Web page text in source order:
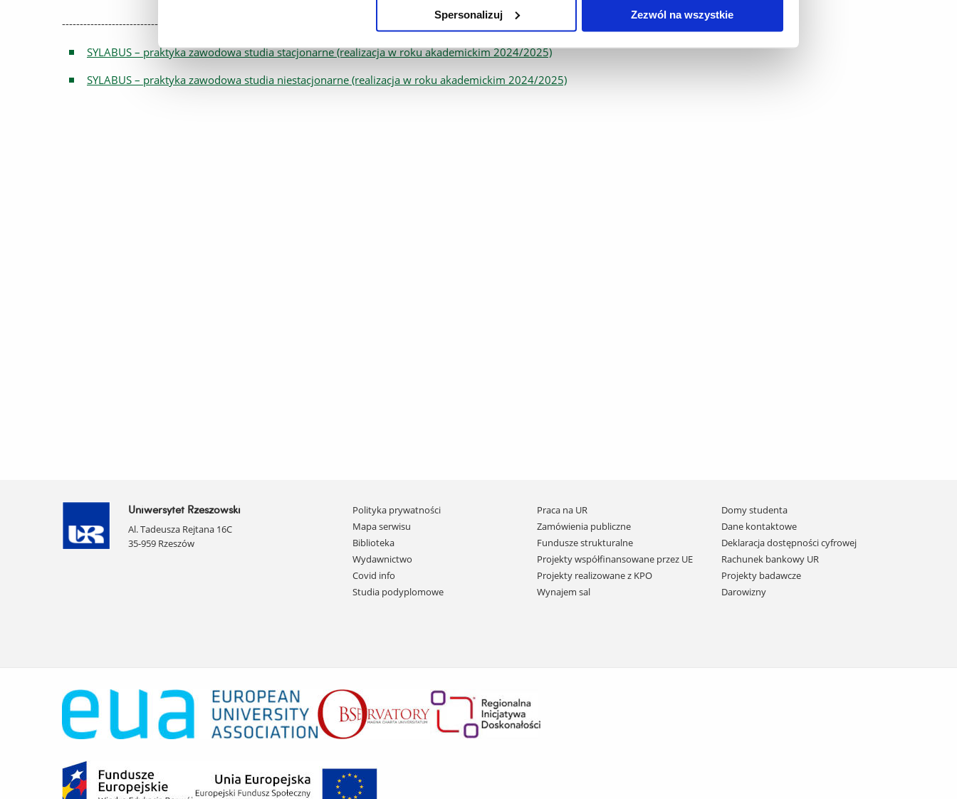
Spersonalizuj Zezwól na wszystkie
-------------------------------------------
SYLABUS – praktyka zawodowa studia stacjonarne (realizacja w roku akademickim 2024/2025)
SYLABUS – praktyka zawodowa studia niestacjonarne (realizacja w roku akademickim 2024/2025)
Uniwersytet Rzeszowski
Al. Tadeusza Rejtana 16C
35-959 Rzeszów
Pomiń
nawigację
i
przejdź
do
treści
Polityka prywatności
Mapa serwisu
Biblioteka
Wydawnictwo
Covid info
Studia podyplomowe
Praca na UR
Zamówienia publiczne
Fundusze strukturalne
Projekty współfinansowane przez UE
Projekty realizowane z KPO
Wynajem sal
Domy studenta
Dane kontaktowe
Deklaracja dostępności cyfrowej
Rachunek bankowy UR
Projekty badawcze
Darowizny